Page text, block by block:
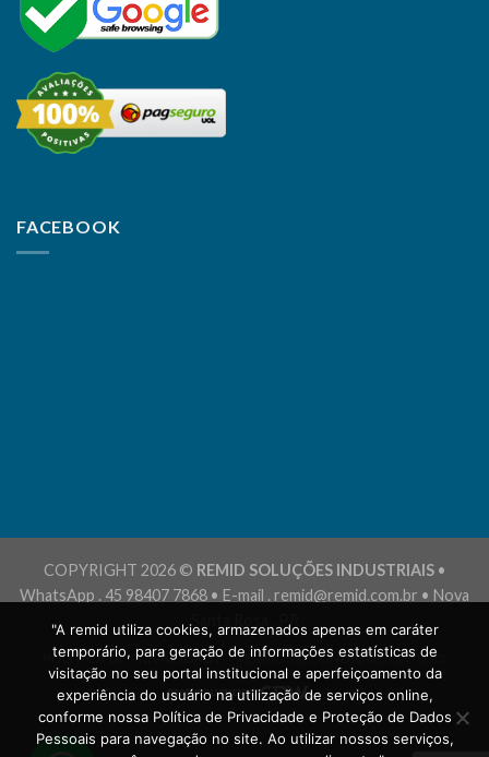
FACEBOOK
COPYRIGHT 2026 © REMID SOLUÇÕES INDUSTRIAIS•
WhatsApp . 45 98407 7868 • E-mail . remid@remid.com.br • Nova
Santa Rosa . PR
POLÍTICA DE PRIVACIDADE TERMOS E CONDIÇÕES DE USO
"A remid utiliza cookies, armazenados apenas em caráter
temporário, para geração de informações estatísticas de
visitação no seu portal institucional e aperfeiçoamento da
experiência do usuário na utilização de serviços online,
conforme nossa Política de Privacidade e Proteção de Dados
Pessoais para navegação no site. Ao utilizar nossos serviços,